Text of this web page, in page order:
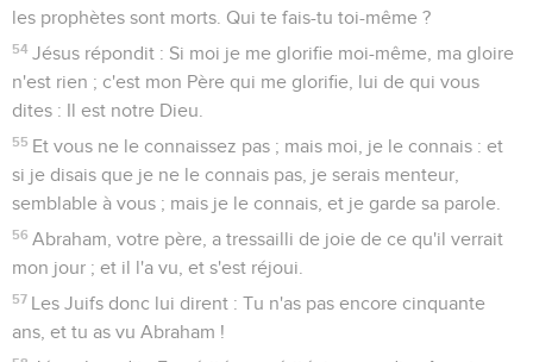
les prophètes sont morts. Qui te fais-tu toi-même ?
54 Jésus répondit : Si moi je me glorifie moi-même, ma gloire
n'est rien ; c'est mon Père qui me glorifie, lui de qui vous
dites : Il est notre Dieu.
55 Et vous ne le connaissez pas ; mais moi, je le connais : et
si je disais que je ne le connais pas, je serais menteur,
semblable à vous ; mais je le connais, et je garde sa parole.
56 Abraham, votre père, a tressailli de joie de ce qu'il verrait
mon jour ; et il l'a vu, et s'est réjoui.
57 Les Juifs donc lui dirent : Tu n'as pas encore cinquante
ans, et tu as vu Abraham !